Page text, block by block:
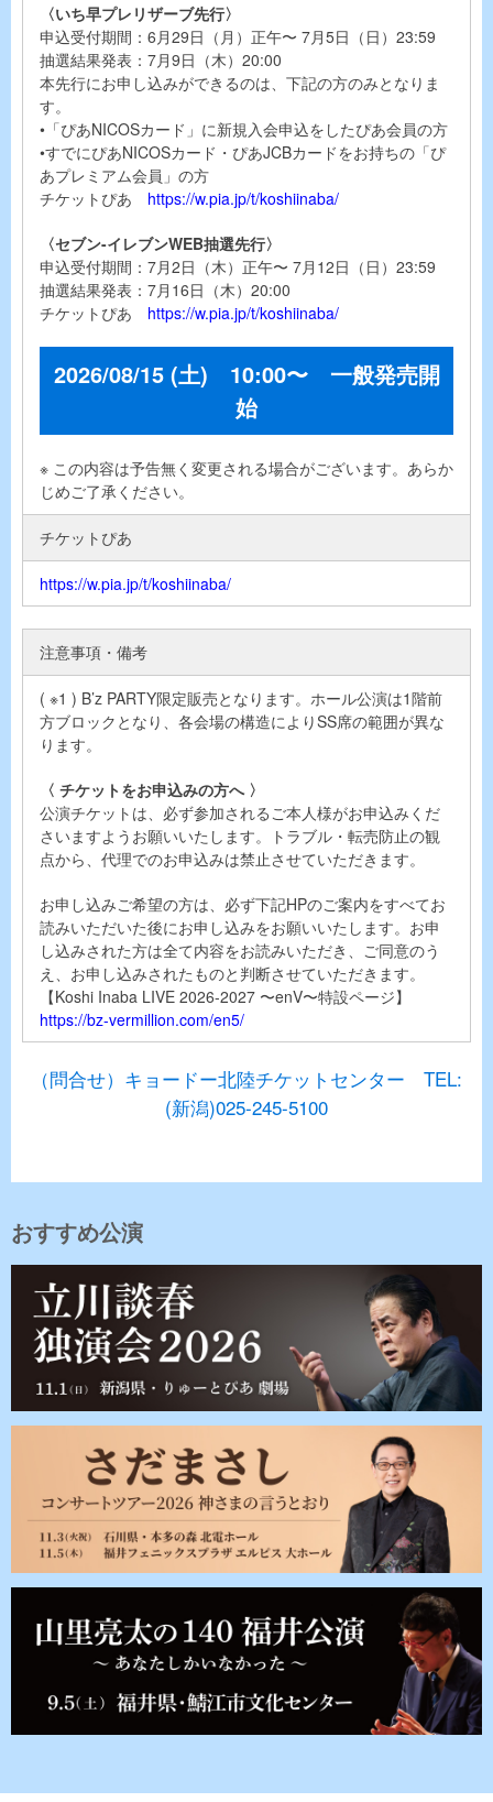
〈いち早プレリザーブ先行〉
申込受付期間：6月29日（月）正午〜 7月5日（日）23:59
抽選結果発表：7月9日（木）20:00
本先行にお申し込みができるのは、下記の方のみとなりま
す。
•「ぴあNICOSカード」に新規入会申込をしたぴあ会員の方
•すでにぴあNICOSカード・ぴあJCBカードをお持ちの「ぴ
あプレミアム会員」の方
チケットぴあ https://w.pia.jp/t/koshiinaba/
〈セブン-イレブンWEB抽選先行〉
申込受付期間：7月2日（木）正午〜 7月12日（日）23:59
抽選結果発表：7月16日（木）20:00
チケットぴあ https://w.pia.jp/t/koshiinaba/
2026/08/15 (土) 10:00〜 一般発売開
始
※ この内容は予告無く変更される場合がございます。あらか
じめご了承ください。
チケットぴあ
https://w.pia.jp/t/koshiinaba/
注意事項・備考
( ※1 ) B’z PARTY限定販売となります。ホール公演は1階前
方ブロックとなり、各会場の構造によりSS席の範囲が異な
ります。
〈 チケットをお申込みの方へ 〉
公演チケットは、必ず参加されるご本人様がお申込みくだ
さいますようお願いいたします。トラブル・転売防止の観
点から、代理でのお申込みは禁止させていただきます。
お申し込みご希望の方は、必ず下記HPのご案内をすべてお
読みいただいた後にお申し込みをお願いいたします。お申
し込みされた方は全て内容をお読みいただき、ご同意のう
え、お申し込みされたものと判断させていただきます。
【Koshi Inaba LIVE 2026-2027 〜enV〜特設ページ】
https://bz-vermillion.com/en5/
（問合せ）キョードー北陸チケットセンター TEL:
(新潟)025-245-5100
おすすめ公演